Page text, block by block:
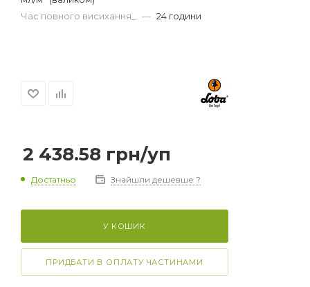
Час повного висихання_
— 24 години
2 438.58 грн/уп
Достатньо Знайшли дешевше ?
У КОШИК
ПРИДБАТИ В ОПЛАТУ ЧАСТИНАМИ